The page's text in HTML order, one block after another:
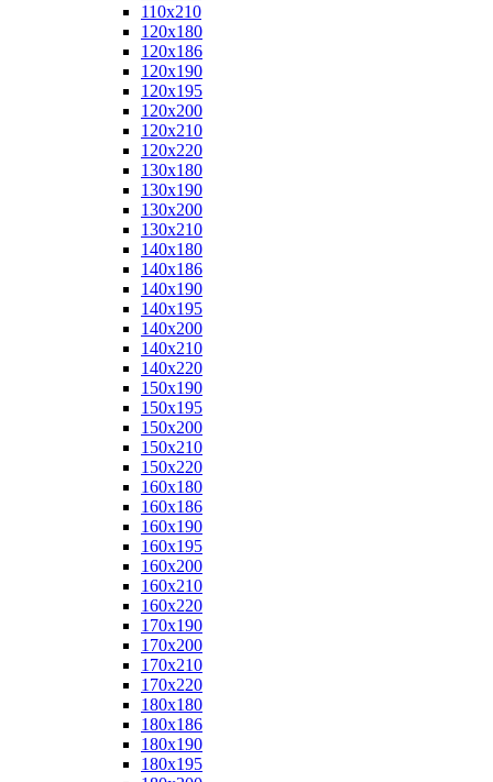
110x210
120x180
120x186
120x190
120x195
120x200
120x210
120x220
130x180
130x190
130x200
130x210
140x180
140x186
140x190
140x195
140x200
140x210
140x220
150x190
150x195
150x200
150x210
150x220
160x180
160x186
160x190
160x195
160x200
160x210
160x220
170x190
170x200
170x210
170x220
180x180
180x186
180x190
180x195